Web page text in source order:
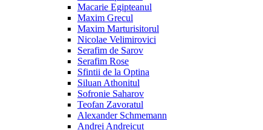
Macarie Egipteanul
Maxim Grecul
Maxim Marturisitorul
Nicolae Velimirovici
Serafim de Sarov
Serafim Rose
Sfintii de la Optina
Siluan Athonitul
Sofronie Saharov
Teofan Zavoratul
Alexander Schmemann
Andrei Andreicut